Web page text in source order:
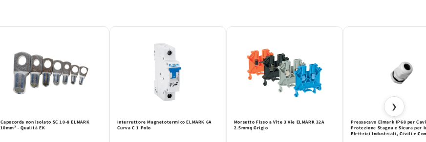
Capocorda non isolato SC 10-8 ELMARK
10mm² - Qualità EK
Interruttore Magnetotermico ELMARK 6A
Curva C 1 Polo
Morsetto Fisso a Vite 3 Vie ELMARK 32A
2.5mmq Grigio
Pressacavo Elmark IP68 per
Protezione Stagna e Sicura per
Elettrici Industriali, Civili e
❯